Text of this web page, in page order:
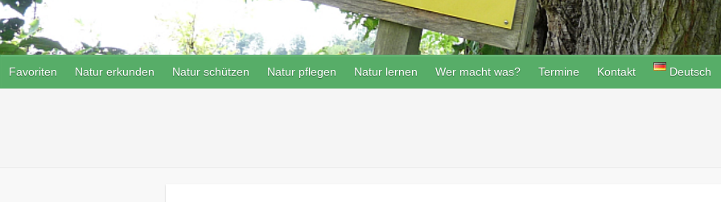
Favoriten Natur erkunden Natur schützen Natur pflegen Natur lernen Wer macht was? Termine Kontakt Deutsch